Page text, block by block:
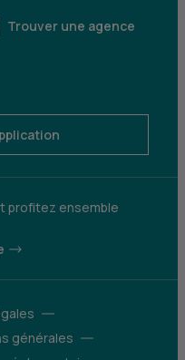
Trouver une agence
profitez ensemble
générales